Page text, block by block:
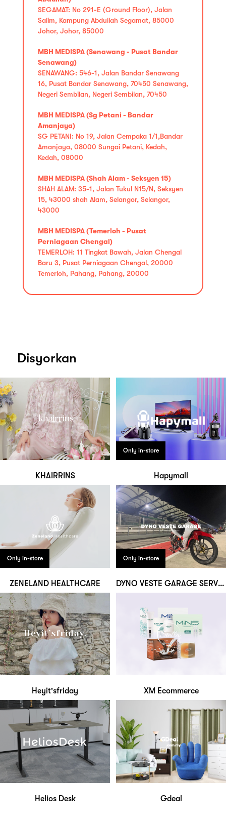
SEGAMAT: No 291-E (Ground Floor), Jalan
Salim, Kampung Abdullah Segamat, 85000
Johor, Johor, 85000
MBH MEDISPA (Senawang - Pusat Bandar
Senawang)
SENAWANG: 546-1, Jalan Bandar Senawang
16, Pusat Bandar Senawang, 70450 Senawang,
Negeri Sembilan, Negeri Sembilan, 70450
MBH MEDISPA (Sg Petani - Bandar
Amanjaya)
SG PETANI: No 19, Jalan Cempaka 1/1,Bandar
Amanjaya, 08000 Sungai Petani, Kedah,
Kedah, 08000
MBH MEDISPA (Shah Alam - Seksyen 15)
SHAH ALAM: 35-1, Jalan Tukul N15/N, Seksyen
15, 43000 shah Alam, Selangor, Selangor,
43000
MBH MEDISPA (Temerloh - Pusat
Perniagaan Chengal)
TEMERLOH: 11 Tingkat Bawah, Jalan Chengal
Baru 3, Pusat Perniagaan Chengal, 20000
Temerloh, Pahang, Pahang, 20000
Disyorkan
KHAIRRINS
Only in-store
Hapymall
Only in-store
ZENELAND HEALTHCARE
Only in-store
DYNO VESTE GARAGE SERVICE CENTRE
Heyit'sfriday XM Ecommerce
Helios Desk Gdeal